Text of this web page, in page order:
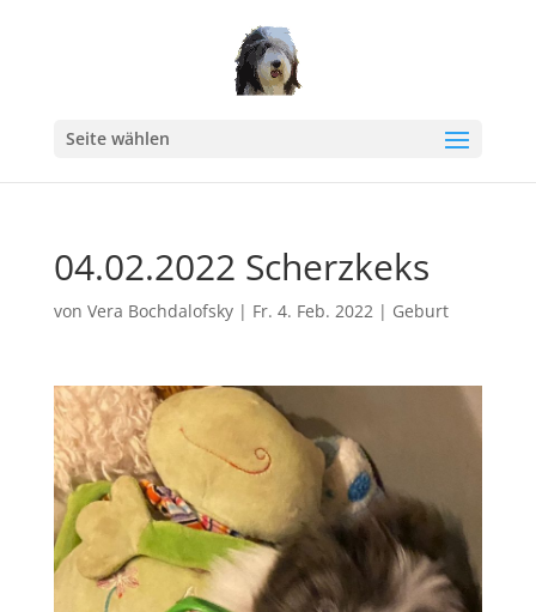
Seite wählen
04.02.2022 Scherzkeks
von Vera Bochdalofsky| Fr. 4. Feb. 2022| Geburt